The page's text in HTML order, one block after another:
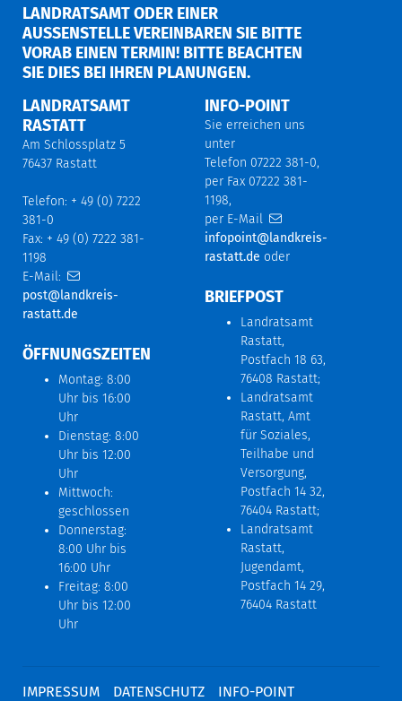
LANDRATSAMT ODER EINER
AUSSENSTELLE VEREINBAREN SIE BITTE V
ORAB EINEN TERMIN! BITTE BEACHTEN S
IE DIES BEI IHREN PLANUNGEN.
LANDRATSAMT
RASTATT
Am Schlossplatz 5
76437 Rastatt
Telefon: + 49 (0) 7222
381-0
Fax: + 49 (0) 7222 381-
1198
E-Mail:
post@landkreis-
rastatt.de
ÖFFNUNGSZEITEN
Montag: 8:00
Uhr bis 16:00
Uhr
Dienstag: 8:00
Uhr bis 12:00
Uhr
Mittwoch:
geschlossen
Donnerstag:
8:00 Uhr bis
16:00 Uhr
Freitag: 8:00
Uhr bis 12:00
Uhr
INFO-POINT
Sie erreichen uns
unter
Telefon 07222 381-0,
per Fax 07222 381-
1198,
per E-Mail
infopoint@landkreis-
rastatt.de oder
BRIEFPOST
Landratsamt
Rastatt,
Postfach 18 63,
76408 Rastatt;
Landratsamt
Rastatt, Amt
für Soziales,
Teilhabe und
Versorgung,
Postfach 14 32,
76404 Rastatt;
Landratsamt
Rastatt,
Jugendamt,
Postfach 14 29,
76404 Rastatt
IMPRESSUM DATENSCHUTZ
INFO-POINT